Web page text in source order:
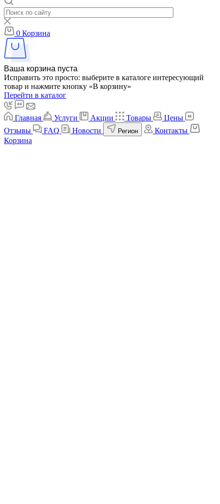
0 Корзина
Ваша корзина пуста
Исправить это просто: выберите в каталоге интересующий
товар и нажмите кнопку «В корзину»
Перейти в каталог
Главная Услуги Акции Товары
Цены
Отзывы
FAQ Новости Регион
Контакты
Корзина